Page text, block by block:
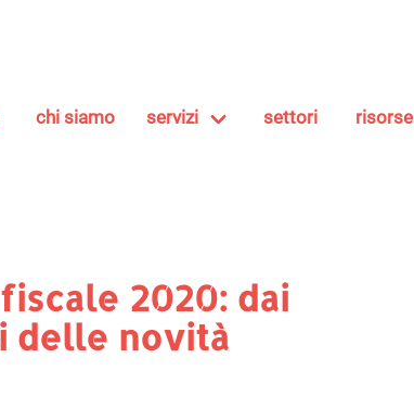
chi siamo servizi settori risorse
2020: dai
delle novità